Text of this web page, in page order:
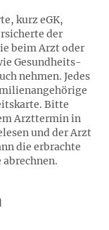
kurz eGK,
der
beim Arzt oder
Gesundheits-
nehmen. Jedes
Bitte
Arzttermin in
und der Arzt
die erbrachte